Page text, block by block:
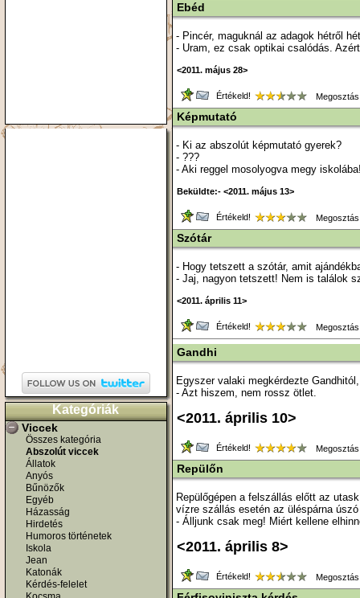
Kategóriák
Viccek
Összes kategória
Abszolút viccek
Állatok
Anyós
Bűnözők
Egyéb
Házasság
Hirdetés
Humoros történetek
Iskola
Jean
Katonák
Kérdés-felelet
Ebéd
- Pincér, maguknál az adagok hétről
- Uram, ez csak optikai csalódás.
<2011. május 28>
Értékeld!
Képmutató
- Ki az abszolút képmutató gyerek?
- ???
- Aki reggel mosolyogva megy
Beküldte:- <2011. május 13>
Értékeld!
Szótár
- Hogy tetszett a szótár, amit
- Jaj, nagyon tetszett! Nem is találok
<2011. április 11>
Értékeld!
Gandhi
Egyszer valaki megkérdezte
- Azt hiszem, nem rossz ötlet.
<2011. április 10>
Értékeld!
Repülőn
Repülőgépen a felszállás előtt az
vízre szállás esetén az üléspárna
- Álljunk csak meg! Miért kellene
<2011. április 8>
Értékeld!